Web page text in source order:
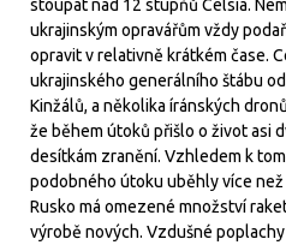
stoupat nad 12 stupňů Celsia.
ukrajinským opravářům vždy
opravit v relativně krátkém čase.
ukrajinského generálního štábu
Kinžálů, a několika íránských
že během útoků přišlo o život asi
desítkám zranění. Vzhledem k
podobného útoku uběhly více
Rusko má omezené množství
výrobě nových. Vzdušné